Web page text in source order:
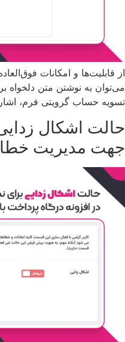
از قابلیت‌ها و امکانات
می‌توان به نوشتن متن
تسویه حساب گرویتی فرم،
حالت اشکال
جهت مدیریت